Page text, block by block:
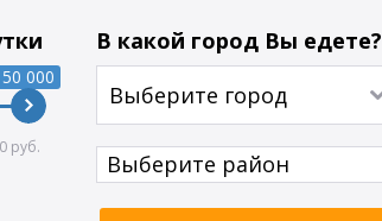
В какой город Вы едете?
Выберите город
Выберите район
50 000